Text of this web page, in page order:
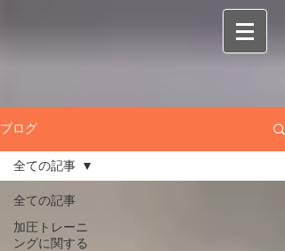
ブログ
全ての記事
加圧トレーニ
ングに関する
全ての記事